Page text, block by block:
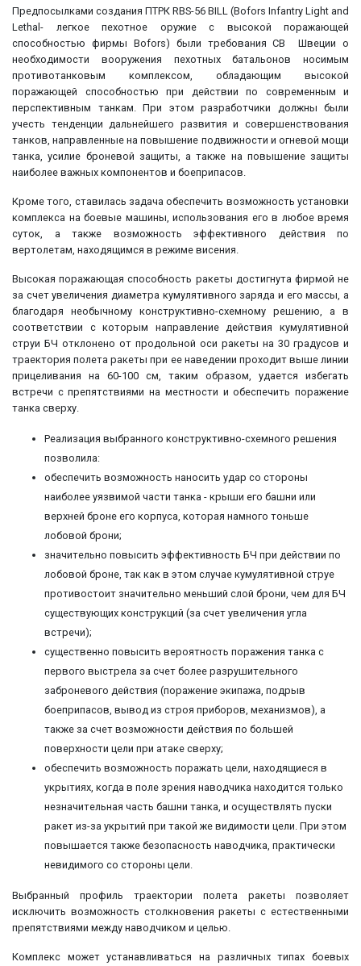
Предпосылками создания ПТРК RBS-56 BILL (Bofors Infantry Light and
Lethal- легкое пехотное оружие с высокой поражающей
способностью фирмы Bofors) были требования СВ Швеции о
необходимости вооружения пехотных батальонов носимым
противотанковым комплексом, обладающим высокой
поражающей способностью при действии по современным и
перспективным танкам. При этом разработчики должны были
учесть тенденции дальнейшего развития и совершенствования
танков, направленные на повышение подвижности и огневой мощи
танка, усилие броневой защиты, а также на повышение защиты
наиболее важных компонентов и боеприпасов.
Кроме того, ставилась задача обеспечить возможность установки
комплекса на боевые машины, использования его в любое время
суток, а также возможность эффективного действия по
вертолетам, находящимся в режиме висения.
Высокая поражающая способность ракеты достигнута фирмой не
за счет увеличения диаметра кумулятивного заряда и его массы, а
благодаря необычному конструктивно-схемному решению, а в
соответствии с которым направление действия кумулятивной
струи БЧ отклонено от продольной оси ракеты на 30 градусов и
траектория полета ракеты при ее наведении проходит выше линии
прицеливания на 60-100 см, таким образом, удается избегать
встречи с препятствиями на местности и обеспечить поражение
танка сверху.
Реализация выбранного конструктивно-схемного решения
позволила:
обеспечить возможность наносить удар со стороны
наиболее уязвимой части танка - крыши его башни или
верхней броне его корпуса, которая намного тоньше
лобовой брони;
значительно повысить эффективность БЧ при действии по
лобовой броне, так как в этом случае кумулятивной струе
противостоит значительно меньший слой брони, чем для БЧ
существующих конструкций (за счет увеличения угла
встречи);
существенно повысить вероятность поражения танка с
первого выстрела за счет более разрушительного
заброневого действия (поражение экипажа, подрыв
боеприпасов, вывод из строя приборов, механизмов), а
также за счет возможности действия по большей
поверхности цели при атаке сверху;
обеспечить возможность поражать цели, находящиеся в
укрытиях, когда в поле зрения наводчика находится только
незначительная часть башни танка, и осуществлять пуски
ракет из-за укрытий при такой же видимости цели. При этом
повышается также безопасность наводчика, практически
невидимого со стороны цели.
Выбранный профиль траектории полета ракеты позволяет
исключить возможность столкновения ракеты с естественными
препятствиями между наводчиком и целью.
Комплекс может устанавливаться на различных типах боевых